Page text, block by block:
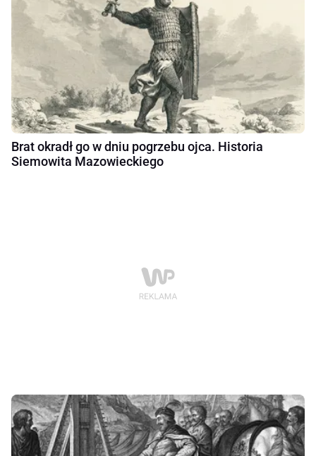
Brat okradł go w dniu pogrzebu ojca. Historia
Siemowita Mazowieckiego